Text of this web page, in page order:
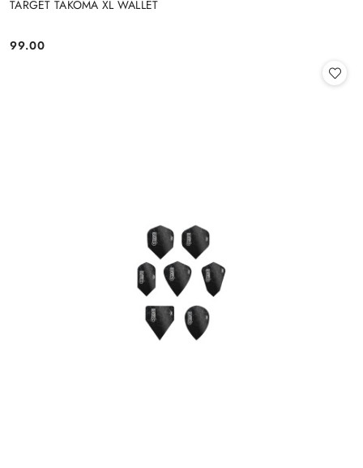
TARGET TAKOMA XL WALLET
Cena:
99.00